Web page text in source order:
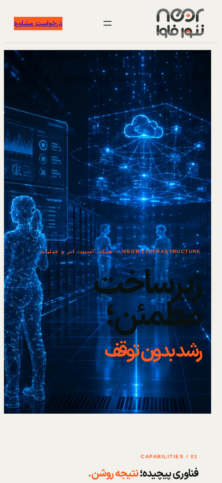
درخواست مشاوره
NEOR / INFRASTRUCTURE — شبکه، امنیت، ابر و عملیات
زیرساخت
مطمئن؛
رشد بدون توقف
01 / CAPABILITIES
فناوری پیچیده؛نتیجه روشن.